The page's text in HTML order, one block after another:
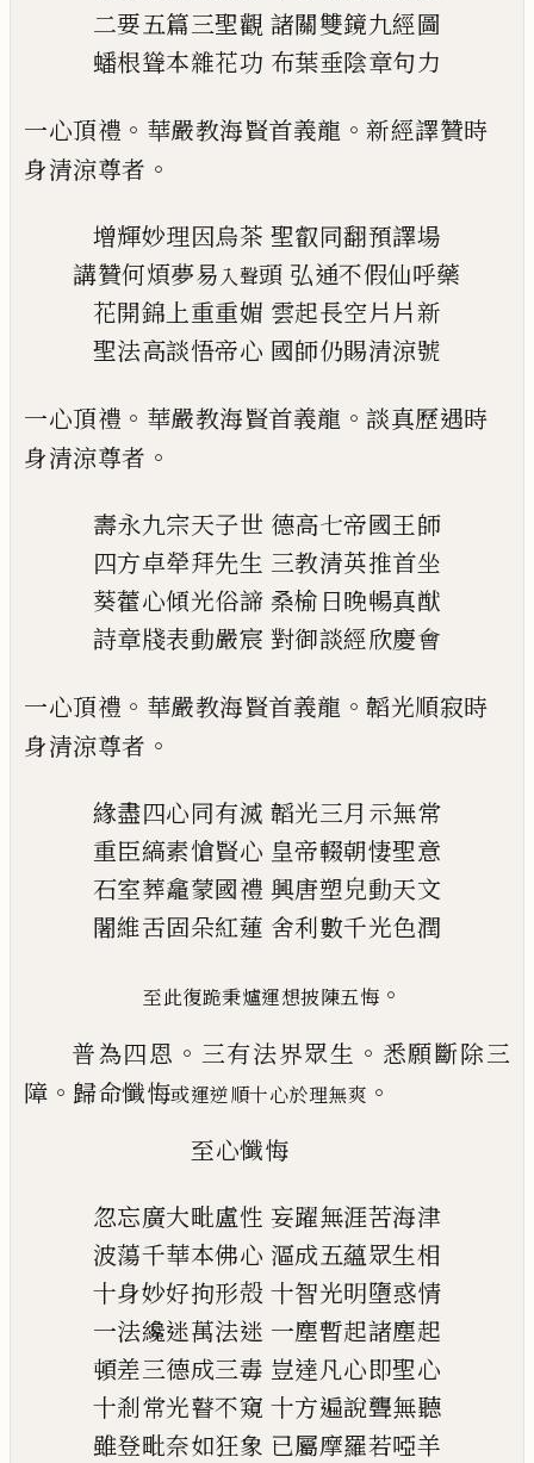
二要五篇三聖觀 諸關雙鏡九經圖
蟠根聳本雜花功 布葉垂陰章句力
一心頂禮 。 華嚴教海賢首義龍 。 新經譯贊時
身清涼尊者 。
增輝妙理因烏茶 聖叡同翻預譯場
講贊何煩夢易 入聲頭 弘通不假仙呼藥
花開錦上重重媚 雲起長空片片新
聖法高談悟帝心 國師仍賜清涼號
一心頂禮 。 華嚴教海賢首義龍 。 談真歷遇時
身清涼尊者 。
壽永九宗天子世 德高七帝國王師
四方卓犖拜先生 三教清英推首坐
葵藿心傾光俗諦 桑榆日晚暢真猷
詩章牋表動嚴宸 對御談經欣慶會
一心頂禮 。 華嚴教海賢首義龍 。 韜光順寂時
身清涼尊者 。
緣盡四心同有滅 韜光三月示無常
重臣縞素愴賢心 皇帝輟朝悽聖意
石室葬龕蒙國禮 興唐塑皃動天文
闍維舌固朵紅蓮 舍利數千光色潤
至此復跪秉爐運想披陳五悔 。
普為四恩 。 三有法界眾生 。 悉願斷除三
障 。 歸命懺悔或運逆順十心於理無爽 。
至心懺悔
忽忘廣大毗盧性 妄躍無涯苦海津
波蕩千華本佛心 漚成五蘊眾生相
十身妙好拘形殻 十智光明墮惑情
一法纔迷萬法迷 一塵暫起諸塵起
頓差三德成三毒 豈達凡心即聖心
十剎常光瞽不窺 十方遍說聾無聽
雖登毗奈如狂象 已屬摩羅若啞羊